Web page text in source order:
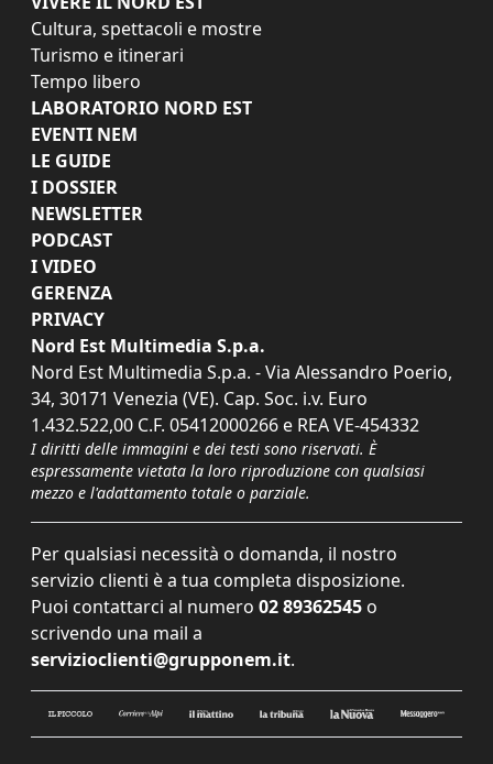
Cultura, spettacoli e mostre
Turismo e itinerari
Tempo libero
LABORATORIO NORD EST
EVENTI NEM
LE GUIDE
I DOSSIER
NEWSLETTER
PODCAST
I VIDEO
GERENZA
PRIVACY
Nord Est Multimedia S.p.a.
Nord Est Multimedia S.p.a. - Via Alessandro Poerio,
34, 30171 Venezia (VE). Cap. Soc. i.v. Euro
1.432.522,00 C.F. 05412000266 e REA VE-454332
I diritti delle immagini e dei testi sono riservati. È
espressamente vietata la loro riproduzione con qualsiasi
mezzo e l'adattamento totale o parziale.
Per qualsiasi necessità o domanda, il nostro
servizio clienti è a tua completa disposizione.
Puoi contattarci al numero 02 89362545 o
scrivendo una mail a
servizioclienti@grupponem.it.